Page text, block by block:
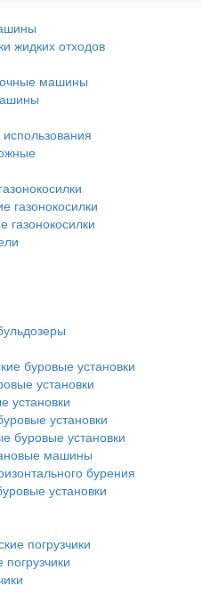
жидких отходов
машины
газонокосилки
газонокосилки
буровые установки
установки
установки
установки
буровые установки
машины
бурения
установки
погрузчики